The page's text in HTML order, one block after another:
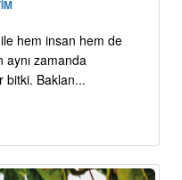
hem insan hem de
aynı zamanda
bitki. Baklan...